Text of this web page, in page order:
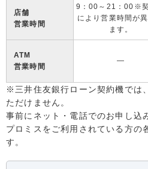
店舗
営業時間
9：00～21：00※
により営業時間が異
ます。
ATM
営業時間
―
※三井住友銀行ローン契約機では
ただけません。
事前にネット・電話でのお申し込
プロミスをご利用されている方の
す。